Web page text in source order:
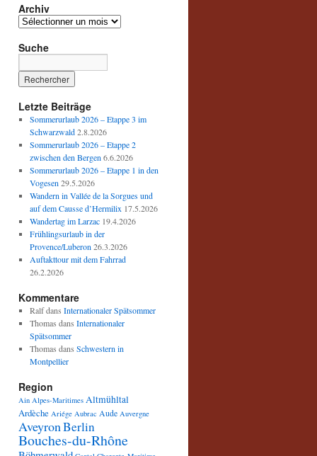
Archiv
Archiv
Suche
Letzte Beiträge
Sommerurlaub 2026 – Etappe 3 im
Schwarzwald 2.8.2026
Sommerurlaub 2026 – Etappe 2
zwischen den Bergen 6.6.2026
Sommerurlaub 2026 – Etappe 1 in den
Vogesen 29.5.2026
Wandern in Vallée de la Sorgues und
auf dem Causse d’Hermilix 17.5.2026
Wandertag im Larzac 19.4.2026
Frühlingsurlaub in der
Provence/Luberon 26.3.2026
Auftakttour mit dem Fahrrad
26.2.2026
Kommentare
Ralfdans Internationaler Spätsommer
Thomas dans Internationaler
Spätsommer
Thomas dans Schwestern in
Montpellier
Region
Ain Alpes-Maritimes Altmühltal
Ardèche Ariége Aubrac Aude Auvergne
AveyronBerlin
Bouches-du-Rhône